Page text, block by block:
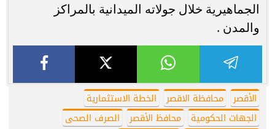
الجماهيرية خلال جولاته الميدانية بالمراكز
والمدن .
الأقصر محافظة الاقصر
الخطة الاستثمارية
الجهات الحكومية
محافظ الأقصر
الصرف الصحى